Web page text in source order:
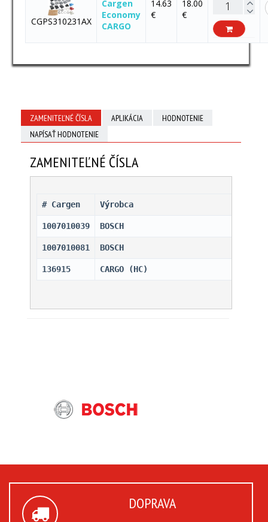
CGPS310231AX
Cargen
Economy
CARGO
14.63
€
18.00
€
ZAMENITEĽNÉ ČÍSLA APLIKÁCIA
HODNOTENIE
NAPÍSAŤ HODNOTENIE
ZAMENITEĽNÉ ČÍSLA
# Cargen Výrobca
1007010039 BOSCH
1007010081 BOSCH
136915 CARGO (HC)
DOPRAVA